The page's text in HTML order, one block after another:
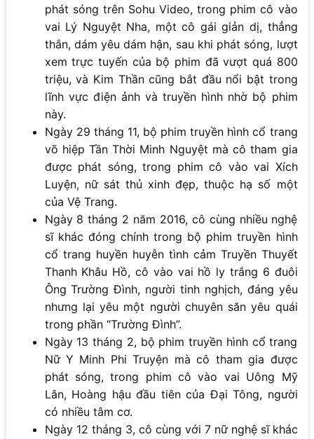
phát sóng trên Sohu Video, trong phim cô vào
vai Lý Nguyệt Nha, một cô gái giản dị, thẳng
thắn, dám yêu dám hận, sau khi phát sóng, lượt
xem trực tuyến của bộ phim đã vượt quá 800
triệu, và Kim Thần cũng bắt đầu nổi bật trong
lĩnh vực điện ảnh và truyền hình nhờ bộ phim
này.
Ngày 29 tháng 11, bộ phim truyền hình cổ trang
võ hiệp Tần Thời Minh Nguyệt mà cô tham gia
được phát sóng, trong phim cô vào vai Xích
Luyện, nữ sát thủ xinh đẹp, thuộc hạ số một
của Vệ Trang.
Ngày 8 tháng 2 năm 2016, cô cùng nhiều nghệ
sĩ khác đóng chính trong bộ phim truyền hình
cổ trang huyền huyễn tình cảm Truyền Thuyết
Thanh Khâu Hồ, cô vào vai hồ ly trắng 6 đuôi
Ông Trường Đình, người tinh nghịch, đáng yêu
nhưng lại yêu một người chuyên săn yêu quái
trong phần “Trường Đình”.
Ngày 13 tháng 2, bộ phim truyền hình cổ trang
Nữ Y Minh Phi Truyện mà cô tham gia được
phát sóng, trong phim cô vào vai Uông Mỹ
Lân, Hoàng hậu đầu tiên của Đại Tông, người
có nhiều tâm cơ.
Ngày 12 tháng 3, cô cùng với 7 nữ nghệ sĩ khác